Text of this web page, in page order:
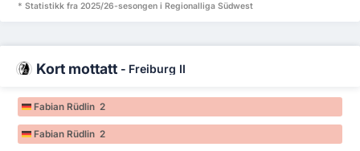
* Statistikk fra 2025/26-sesongen i Regionalliga Südwest
Kort mottatt - Freiburg II
Fabian Rüdlin 2
Fabian Rüdlin 2